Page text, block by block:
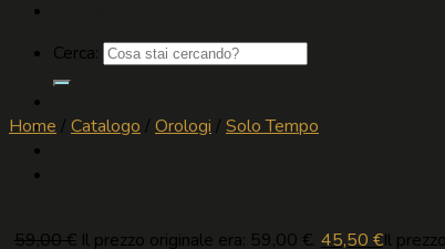
Cerca:
Accedi / Registrati
Home / Catalogo / Orologi / Solo Tempo
4 US CESARE PACIOTTI.
59,00€ Il prezzo originale era: 59,00 €. 45,50 €Il